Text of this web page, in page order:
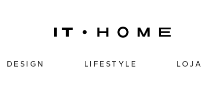
DESIGN LIFESTYLE LOJA